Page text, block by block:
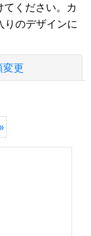
ください。カ
りのデザインに
変更
»